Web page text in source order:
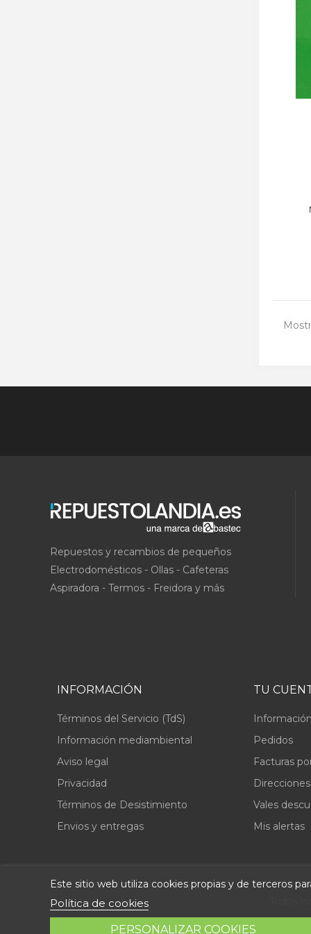
Repuestos y recambios de pequeños
Electrodomésticos - Ollas - Cafeteras
Aspiradora - Termos - Freidora y más
Este sitio web utiliza cookies propias y de terceros
Política de cookies
PERSONALIZAR COOKIES
INFORMACIÓN
Términos del Servicio (TdS)
Información mediambiental
Aviso legal
Privacidad
Términos de Desistimiento
Envios y entregas
TU
Pedidos
Facturas
Direcciones
Vales
Mis alertas
© 2026 - Repuestolandia.es. Una marca registrada